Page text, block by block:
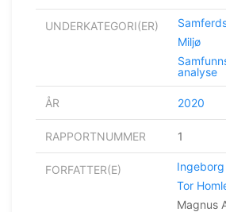
UNDERKATEGORI(ER)
Miljø
analyse
ÅR 2020
RAPPORTNUMMER 1
FORFATTER(E)
Ingeborg
Tor
Magnus